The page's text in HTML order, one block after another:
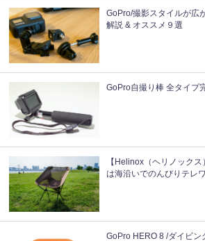
GoPro/撮影スタイルが広
解説 & オススメ９選
GoPro自撮り棒 全タイプ
【Helinox（ヘリノック
は海沿いでのんびりテレ
GoPro HERO 8 /ダイビ